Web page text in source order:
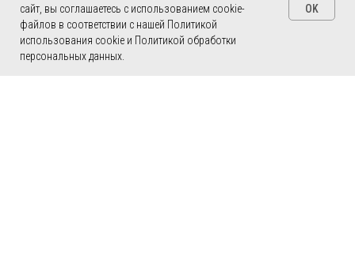
ERROR: Category is not found
сайт, вы соглашаетесь с использованием cookie-
файлов в соответствии с нашей Политикой
использования cookie и Политикой обработки
персональных данных.
OK